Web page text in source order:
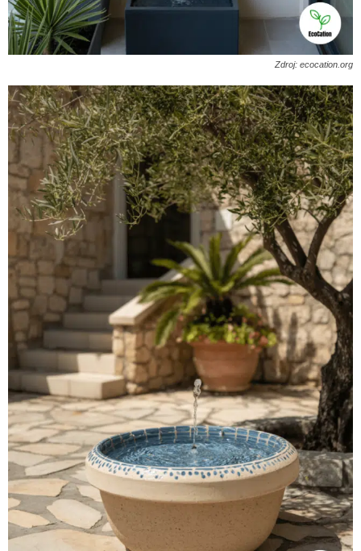
Zdroj: ecocation.org